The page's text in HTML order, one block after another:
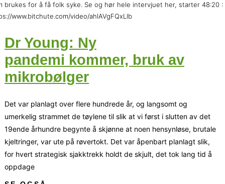
brukes for å få folk syke. Se og hør hele intervjuet her, starter 48:20 :
www.bitchute.com/video/ahlAVgFQxLIb
Dr Young: Ny
pandemi kommer, bruk av
mikrobølger
Det var planlagt over flere hundrede år, og langsomt og
umerkelig strammet de tøylene til slik at vi først i slutten av det
19ende århundre begynte å skjønne at noen hensynløse, brutale
kjeltringer, var ute på røvertokt. Det var åpenbart planlagt slik,
for hvert strategisk sjakktrekk holdt de skjult, det tok lang tid å
oppdage